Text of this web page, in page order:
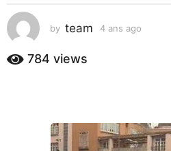
g
o
3
by team 4 ans ago
784 views